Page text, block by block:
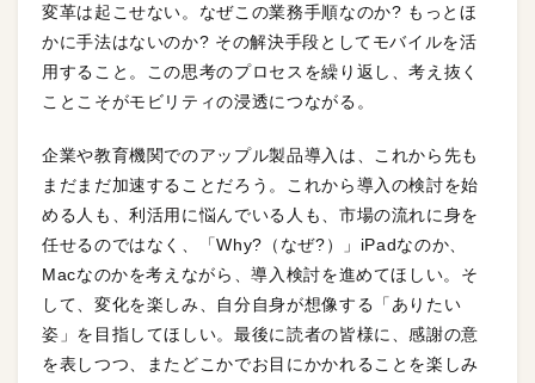
変革は起こせない。なぜこの業務手順なのか? もっとほ
かに手法はないのか? その解決手段としてモバイルを活
用すること。この思考のプロセスを繰り返し、考え抜く
ことこそがモビリティの浸透につながる。
企業や教育機関でのアップル製品導入は、これから先も
まだまだ加速することだろう。これから導入の検討を始
める人も、利活用に悩んでいる人も、市場の流れに身を
任せるのではなく、「Why?（なぜ?）」iPadなのか、
Macなのかを考えながら、導入検討を進めてほしい。そ
して、変化を楽しみ、自分自身が想像する「ありたい
姿」を目指してほしい。最後に読者の皆様に、感謝の意
を表しつつ、またどこかでお目にかかれることを楽しみ